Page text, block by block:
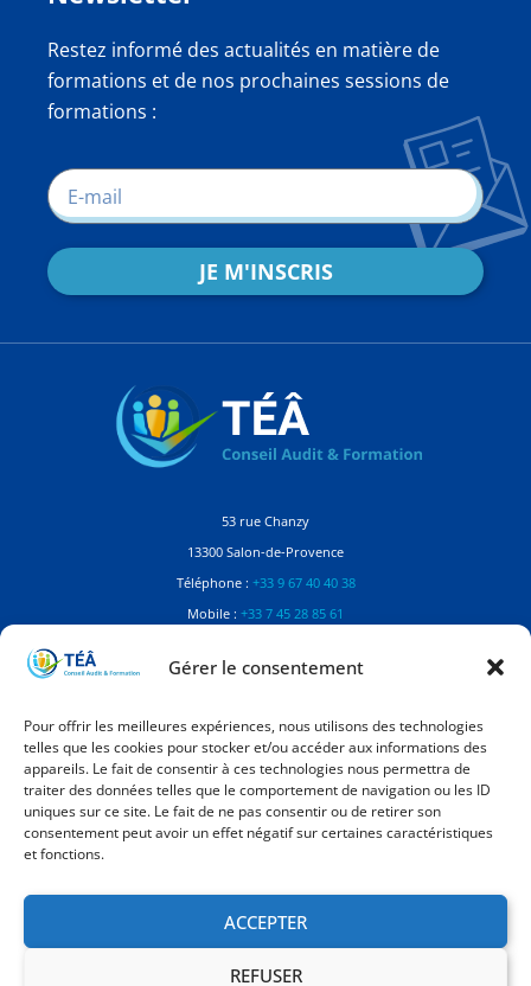
Gérer le consentement
Pour offrir les meilleures expériences, nous utilisons des technologies
telles que les cookies pour stocker et/ou accéder aux informations des
appareils. Le fait de consentir à ces technologies nous permettra de
traiter des données telles que le comportement de navigation ou les ID
uniques sur ce site. Le fait de ne pas consentir ou de retirer son
consentement peut avoir un effet négatif sur certaines caractéristiques
et fonctions.
ACCEPTER
REFUSER
Restez informé des actualités en matière de
formations et de nos prochaines sessions de
formations :
JE M'INSCRIS
53 rue Chanzy
13300 Salon-de-Provence
Téléphone : +33 9 67 40 40 38
Mobile : +33 7 45 28 85 61
Référente Handicap
Manon Balaguer
Dirigeante à TÉÂ Conseil Audit Formation
contact@teaconseil.fr
Mentions légales
Politique de confidentialité